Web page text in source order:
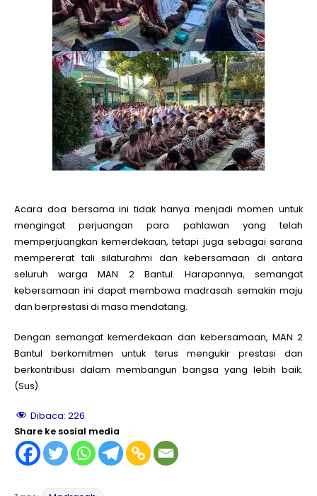
Acara doa bersama ini tidak hanya menjadi momen untuk
mengingat perjuangan para pahlawan yang telah
memperjuangkan kemerdekaan, tetapi juga sebagai sarana
mempererat tali silaturahmi dan kebersamaan di antara
seluruh warga MAN 2 Bantul. Harapannya, semangat
kebersamaan ini dapat membawa madrasah semakin maju
dan berprestasi di masa mendatang.
Dengan semangat kemerdekaan dan kebersamaan, MAN 2
Bantul berkomitmen untuk terus mengukir prestasi dan
berkontribusi dalam membangun bangsa yang lebih baik.
(Sus)
Dibaca: 226
Share ke sosial media